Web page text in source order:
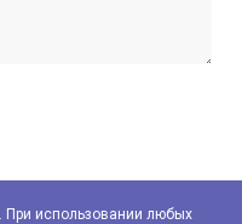
использовании любых